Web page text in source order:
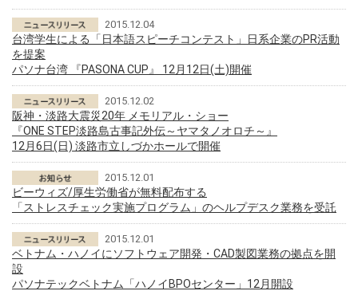
2015.12.04
台湾学生による「日本語スピーチコンテスト」日系企業のPR活動
を提案
パソナ台湾 『PASONA CUP』 12月12日(土)開催
2015.12.02
阪神・淡路大震災20年 メモリアル・ショー
『ONE STEP淡路島古事記外伝～ヤマタノオロチ～』
12月6日(日) 淡路市立しづかホールで開催
2015.12.01
ビーウィズ/厚生労働省が無料配布する
「ストレスチェック実施プログラム」のヘルプデスク業務を受託
2015.12.01
ベトナム・ハノイにソフトウェア開発・CAD製図業務の拠点を開
設
パソナテックベトナム「ハノイBPOセンター」12月開設